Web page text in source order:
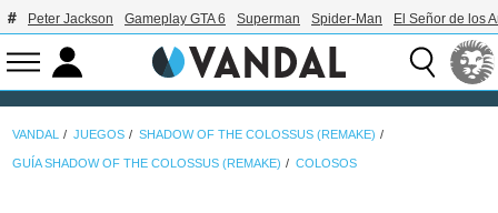
Peter Jackson Gameplay GTA 6 Superman Spider-Man El Señor de los
VANDAL JUEGOS SHADOW OF THE COLOSSUS (REMAKE)
GUÍA SHADOW OF THE COLOSSUS (REMAKE) COLOSOS